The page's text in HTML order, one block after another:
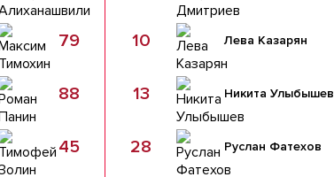
79
88
45
Лева Казарян
10
Никита Улыбышев
13
Руслан Фатехов
28